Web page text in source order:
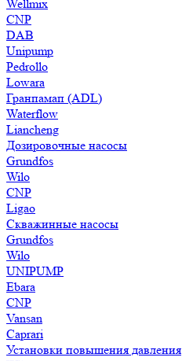
Wellmix
CNP
DAB
Unipump
Pedrollo
Lowara
Гранпамап (ADL)
Waterflow
Liancheng
Дозировочные насосы
Grundfos
Wilo
CNP
Ligao
Скважинные насосы
Grundfos
Wilo
UNIPUMP
Ebara
CNP
Vansan
Caprari
Установки повышения давления